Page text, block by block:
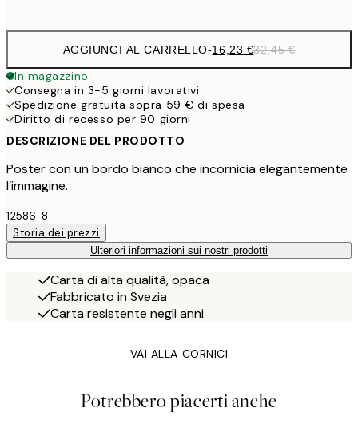
AGGIUNGI AL CARRELLO-16,23 €32,45 €
In magazzino
Consegna in 3-5 giorni lavorativi
Spedizione gratuita sopra 59 € di spesa
Diritto di recesso per 90 giorni
DESCRIZIONE DEL PRODOTTO
Poster con un bordo bianco che incornicia elegantemente
l’immagine.
12586-8
Storia dei prezzi
Ulteriori informazioni sui nostri prodotti
Carta di alta qualità, opaca
Fabbricato in Svezia
Carta resistente negli anni
VAI ALLA CORNICI
Potrebbero piacerti anche